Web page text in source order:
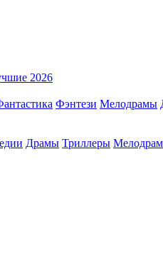
2026
Фэнтези Мелодрамы
Драмы Триллеры